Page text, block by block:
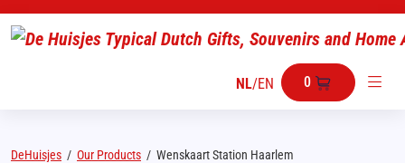
NL/EN 0
DeHuisjes / Our Products / Wenskaart Station Haarlem